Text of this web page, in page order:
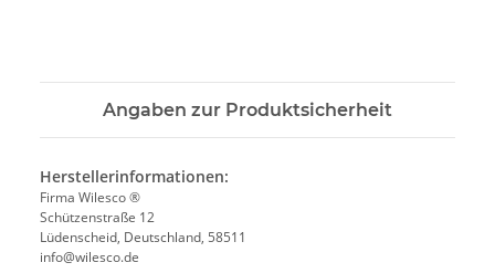
Angaben zur Produktsicherheit
Herstellerinformationen:
Firma Wilesco ®
Schützenstraße 12
Lüdenscheid, Deutschland, 58511
info@wilesco.de